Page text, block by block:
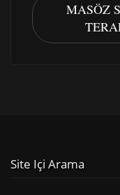
MASÖZ
Site Içi Arama